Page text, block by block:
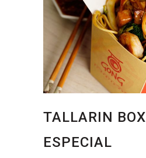
TALLARIN BOX
ESPECIAL